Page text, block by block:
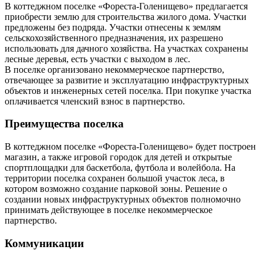
В коттеджном поселке «Фореста-Голенищево» предлагается
приобрести землю для строительства жилого дома. Участки
предложены без подряда. Участки отнесены к землям
сельскохозяйственного предназначения, их разрешено
использовать для дачного хозяйства. На участках сохранены
лесные деревья, есть участки с выходом в лес.
В поселке организовано некоммерческое партнерство,
отвечающее за развитие и эксплуатацию инфраструктурных
объектов и инженерных сетей поселка. При покупке участка
оплачивается членский взнос в партнерство.
Преимущества поселка
В коттеджном поселке «Фореста-Голенищево» будет построен
магазин, а также игровой городок для детей и открытые
спортплощадки для баскетбола, футбола и волейбола. На
территории поселка сохранен большой участок леса, в
котором возможно создание парковой зоны. Решение о
создании новых инфраструктурных объектов полномочно
принимать действующее в поселке некоммерческое
партнерство.
Коммуникации